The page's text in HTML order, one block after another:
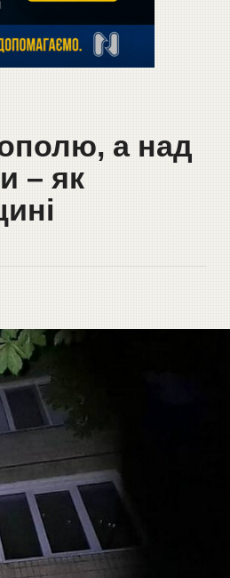
а над
– як